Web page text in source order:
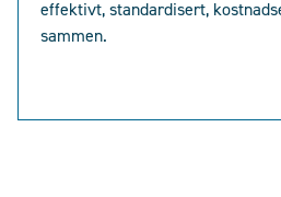
effektivt, standardisert,
sammen.